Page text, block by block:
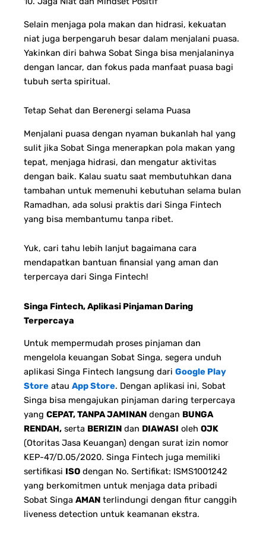
Selain menjaga pola makan dan hidrasi, kekuatan
niat juga berpengaruh besar dalam menjalani puasa.
Yakinkan diri bahwa Sobat Singa bisa menjalaninya
dengan lancar, dan fokus pada manfaat puasa bagi
tubuh serta spiritual.
Tetap Sehat dan Berenergi selama Puasa
Menjalani puasa dengan nyaman bukanlah hal yang
sulit jika Sobat Singa menerapkan pola makan yang
tepat, menjaga hidrasi, dan mengatur aktivitas
dengan baik. Kalau suatu saat membutuhkan dana
tambahan untuk memenuhi kebutuhan selama bulan
Ramadhan, ada solusi praktis dari Singa Fintech
yang bisa membantumu tanpa ribet.
Yuk, cari tahu lebih lanjut bagaimana cara
mendapatkan bantuan finansial yang aman dan
terpercaya dari Singa Fintech!
Singa Fintech, Aplikasi Pinjaman Daring
Terpercaya
Untuk mempermudah proses pinjaman dan
mengelola keuangan Sobat Singa, segera unduh
aplikasi Singa Fintech langsung dari Google Play
Store atau App Store. Dengan aplikasi ini, Sobat
Singa bisa mengajukan pinjaman daring terpercaya
yang CEPAT, TANPA JAMINAN dengan BUNGA
RENDAH, serta BERIZIN dan DIAWASI oleh OJK
(Otoritas Jasa Keuangan) dengan surat izin nomor
KEP-47/D.05/2020. Singa Fintech juga memiliki
sertifikasi ISO dengan No. Sertifikat: ISMS1001242
yang berkomitmen untuk menjaga data pribadi
Sobat Singa AMAN terlindungi dengan fitur canggih
liveness detection untuk keamanan ekstra.